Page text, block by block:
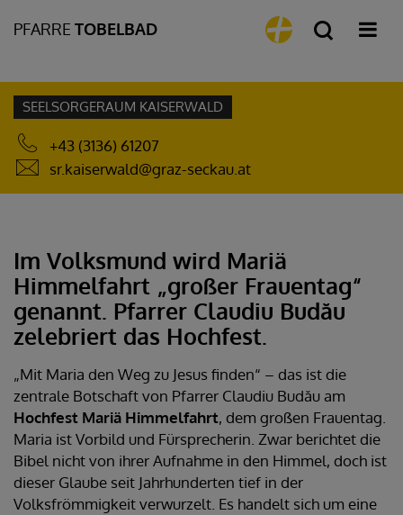
PFARRE TOBELBAD
SEELSORGERAUM KAISERWALD
+43 (3136) 61207
sr.kaiserwald@graz-seckau.at
Im Volksmund wird Mariä
Himmelfahrt „großer Frauentag“
genannt. Pfarrer Claudiu Budău
zelebriert das Hochfest.
„Mit Maria den Weg zu Jesus finden“ – das ist die
zentrale Botschaft von Pfarrer Claudiu Budău am
Hochfest Mariä Himmelfahrt, dem großen Frauentag.
Maria ist Vorbild und Fürsprecherin. Zwar berichtet die
Bibel nicht von ihrer Aufnahme in den Himmel, doch ist
dieser Glaube seit Jahrhunderten tief in der
Volksfrömmigkeit verwurzelt. Es handelt sich um eine